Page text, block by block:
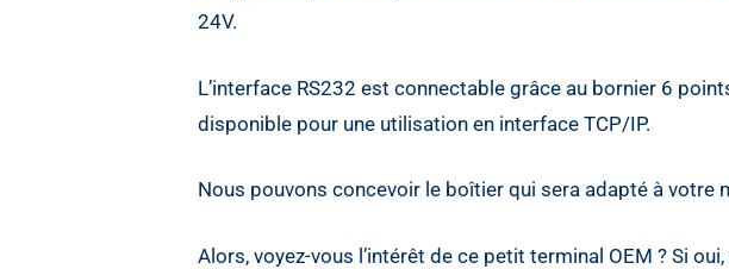
24V.
L’interface RS232 est connectable grâce au bornier 6
disponible pour une utilisation en interface TCP/IP.
Nous pouvons concevoir le boîtier qui sera adapté à votre
Alors, voyez-vous l’intérêt de ce petit terminal OEM ? Si